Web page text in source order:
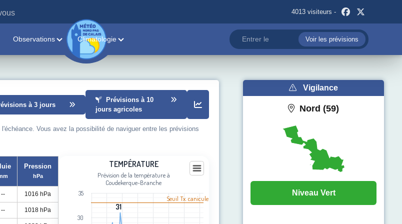
4013 visiteurs -
Observations Climatologie Voir les prévisions
à 3 jours
Prévisions à 10
jours agricoles
Vous avez la possibilité de naviguer entre les prévisions
Pression
hPa
-- 1016 hPa
-- 1018 hPa
Line chart with 102 data points.
Prévision de la température à Coudekerque-Branche
The chart has 1 X axis displaying categories.
TEMPÉRATURE
Prévision de la température à
Coudekerque-Branche
31
31
30
35
Seuil Tx. canicule
Vigilance
Nord (59)
Niveau Vert